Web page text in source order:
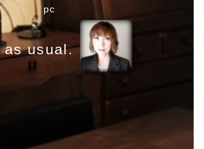
pc
as usual.